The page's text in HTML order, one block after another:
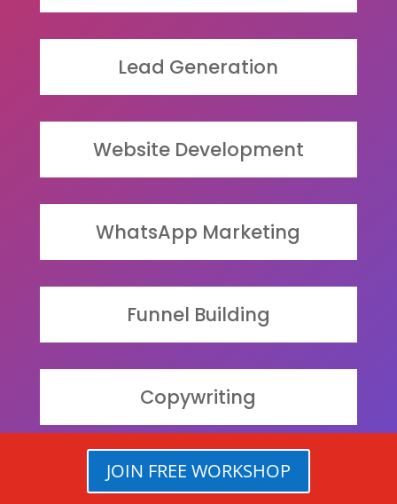
Lead Generation
Website Development
WhatsApp Marketing
Funnel Building
Copywriting
Community Building
JOIN FREE WORKSHOP